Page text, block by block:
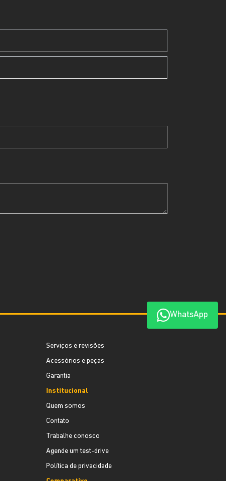
WhatsApp
Serviços e revisões
Acessórios e peças
Garantia
Institucional
Quem somos
Contato
Trabalhe conosco
Agende um test-drive
Política de privacidade